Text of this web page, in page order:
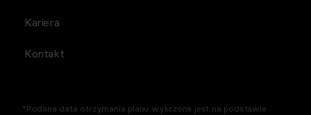
Kariera
Kontakt
*Podana data otrzymania planu wyliczona jest na podstawie